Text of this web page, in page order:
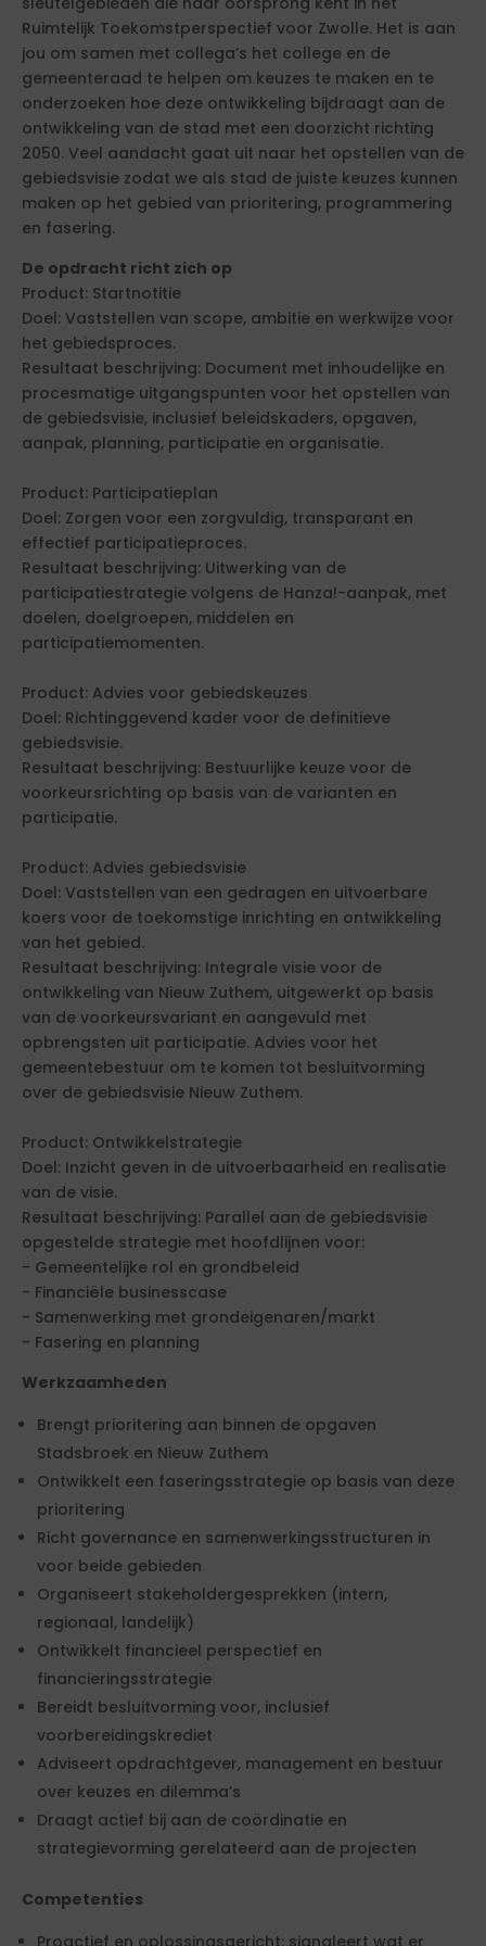
Ruimtelijk Toekomstperspectief voor Zwolle. Het is aan
jou om samen met collega’s het college en de
gemeenteraad te helpen om keuzes te maken en te
onderzoeken hoe deze ontwikkeling bijdraagt aan de
ontwikkeling van de stad met een doorzicht richting
2050. Veel aandacht gaat uit naar het opstellen van de
gebiedsvisie zodat we als stad de juiste keuzes kunnen
maken op het gebied van prioritering, programmering
en fasering.
De opdracht richt zich op
Product: Startnotitie
Doel: Vaststellen van scope, ambitie en werkwijze voor
het gebiedsproces.
Resultaat beschrijving: Document met inhoudelijke en
procesmatige uitgangspunten voor het opstellen van
de gebiedsvisie, inclusief beleidskaders, opgaven,
aanpak, planning, participatie en organisatie.
Product: Participatieplan
Doel: Zorgen voor een zorgvuldig, transparant en
effectief participatieproces.
Resultaat beschrijving: Uitwerking van de
participatiestrategie volgens de Hanza!-aanpak, met
doelen, doelgroepen, middelen en
participatiemomenten.
Product: Advies voor gebiedskeuzes
Doel: Richtinggevend kader voor de definitieve
gebiedsvisie.
Resultaat beschrijving: Bestuurlijke keuze voor de
voorkeursrichting op basis van de varianten en
participatie.
Product: Advies gebiedsvisie
Doel: Vaststellen van een gedragen en uitvoerbare
koers voor de toekomstige inrichting en ontwikkeling
van het gebied.
Resultaat beschrijving: Integrale visie voor de
ontwikkeling van Nieuw Zuthem, uitgewerkt op basis
van de voorkeursvariant en aangevuld met
opbrengsten uit participatie. Advies voor het
gemeentebestuur om te komen tot besluitvorming
over de gebiedsvisie Nieuw Zuthem.
Product: Ontwikkelstrategie
Doel: Inzicht geven in de uitvoerbaarheid en realisatie
van de visie.
Resultaat beschrijving: Parallel aan de gebiedsvisie
opgestelde strategie met hoofdlijnen voor:
- Gemeentelijke rol en grondbeleid
- Financiële businesscase
- Samenwerking met grondeigenaren/markt
- Fasering en planning
Werkzaamheden
Brengt prioritering aan binnen de opgaven
Stadsbroek en Nieuw Zuthem
Ontwikkelt een faseringsstrategie op basis van deze
prioritering
Richt governance en samenwerkingsstructuren in
voor beide gebieden
Organiseert stakeholdergesprekken (intern,
regionaal, landelijk)
Ontwikkelt financieel perspectief en
financieringsstrategie
Bereidt besluitvorming voor, inclusief
voorbereidingskrediet
Adviseert opdrachtgever, management en bestuur
over keuzes en dilemma’s
Draagt actief bij aan de coördinatie en
strategievorming gerelateerd aan de projecten
Competenties
Proactief en oplossingsgericht: signaleert wat er